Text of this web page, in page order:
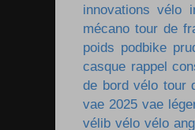
innovations vélo
mécano tour de
poids podbike
casque rappel
de bord vélo tour
vae 2025 vae
vélib vélo vélo